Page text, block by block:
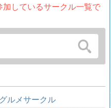
加しているサークル一覧で
ルメサークル